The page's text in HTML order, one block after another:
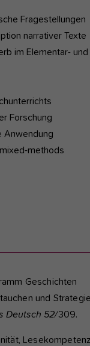
Fragestellungen
narrativer Texte
im Elementar- und
Forschung
Anwendung
methods
Geschichten
und
Deutsch 52/309.